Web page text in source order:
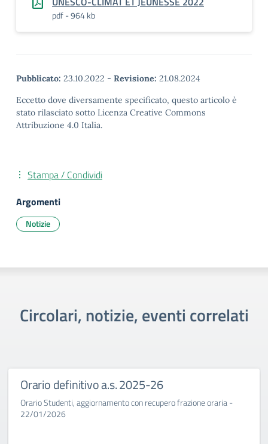
pdf - 964 kb
Pubblicato: 23.10.2022 - Revisione: 21.08.2024
Eccetto dove diversamente specificato, questo articolo è
stato rilasciato sotto Licenza Creative Commons
Attribuzione 4.0 Italia.
Stampa / Condividi
Argomenti
Notizie
Circolari, notizie, eventi correlati
Orario definitivo a.s. 2025-26
Orario Studenti, aggiornamento con recupero frazione oraria -
22/01/2026